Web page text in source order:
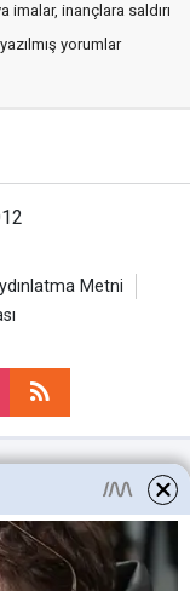
inançlara saldırı
yorumlar
Metni